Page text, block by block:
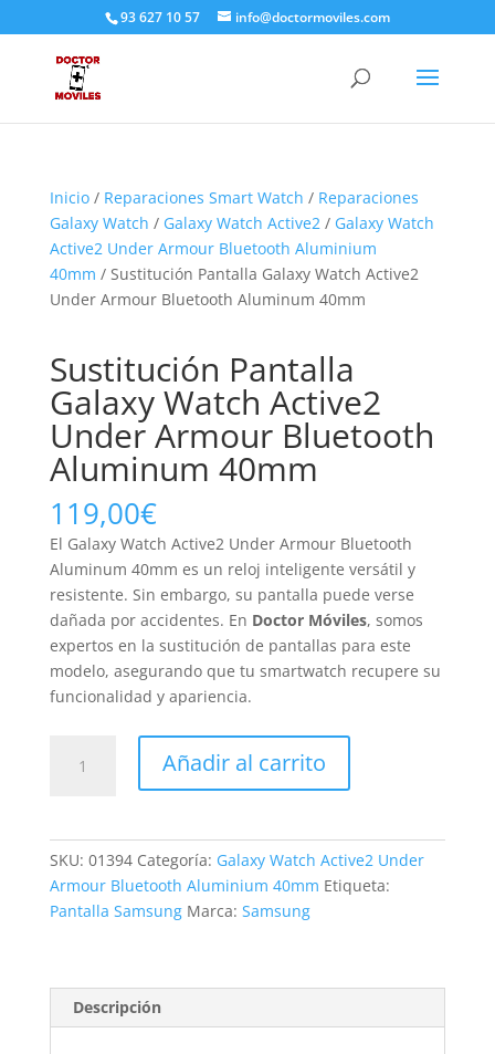
93 627 10 57 info@doctormoviles.com
Inicio/ Reparaciones Smart Watch / Reparaciones
Galaxy Watch / Galaxy Watch Active2/ Galaxy Watch
Active2 Under Armour Bluetooth Aluminium
40mm / Sustitución Pantalla Galaxy Watch Active2
Under Armour Bluetooth Aluminum 40mm
Sustitución Pantalla
Galaxy Watch Active2
Under Armour Bluetooth
Aluminum 40mm
119,00€
El Galaxy Watch Active2 Under Armour Bluetooth
Aluminum 40mm es un reloj inteligente versátil y
resistente. Sin embargo, su pantalla puede verse
dañada por accidentes. En Doctor Móviles, somos
expertos en la sustitución de pantallas para este
modelo, asegurando que tu smartwatch recupere su
funcionalidad y apariencia.
Pantalla
Armour
cantidad
Añadir al carrito
SKU: 01394 Categoría: Galaxy Watch Active2 Under
Armour Bluetooth Aluminium 40mm Etiqueta:
Pantalla Samsung Marca: Samsung
Descripción